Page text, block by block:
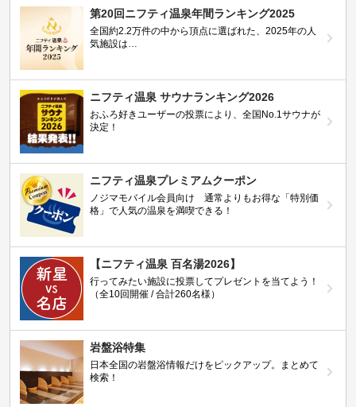
第20回ニフティ温泉年間ランキング2025
全国約2.2万件の中から頂点に選ばれた、2025年の人
気施設は…
ニフティ温泉 サウナランキング2026
おふろ好きユーザーの投票により、全国No.1サウナが
決定！
ニフティ温泉プレミアムクーポン
ノジマモバイル会員向け 通常よりもお得な「特別価
格」で人気の温泉を満喫できる！
【ニフティ温泉 百名湯2026】
行ってみたい施設に投票してプレゼントを当てよう！
（全10回開催 / 合計260名様）
岩盤浴特集
日本全国の岩盤浴情報だけをピックアップ。まとめて
検索！